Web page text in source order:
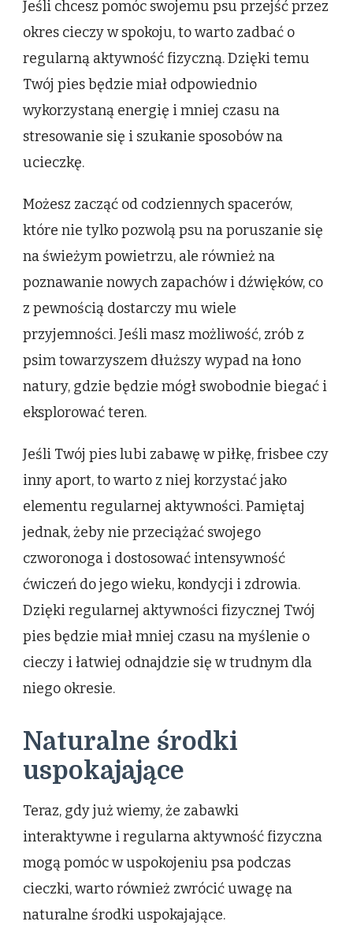
Jeśli chcesz pomóc swojemu psu przejść przez
okres cieczy w spokoju, to warto zadbać o
regularną aktywność fizyczną. Dzięki temu
Twój pies będzie miał odpowiednio
wykorzystaną energię i mniej czasu na
stresowanie się i szukanie sposobów na
ucieczkę.
Możesz zacząć od codziennych spacerów,
które nie tylko pozwolą psu na poruszanie się
na świeżym powietrzu, ale również na
poznawanie nowych zapachów i dźwięków, co
z pewnością dostarczy mu wiele
przyjemności. Jeśli masz możliwość, zrób z
psim towarzyszem dłuższy wypad na łono
natury, gdzie będzie mógł swobodnie biegać i
eksplorować teren.
Jeśli Twój pies lubi zabawę w piłkę, frisbee czy
inny aport, to warto z niej korzystać jako
elementu regularnej aktywności. Pamiętaj
jednak, żeby nie przeciążać swojego
czworonoga i dostosować intensywność
ćwiczeń do jego wieku, kondycji i zdrowia.
Dzięki regularnej aktywności fizycznej Twój
pies będzie miał mniej czasu na myślenie o
cieczy i łatwiej odnajdzie się w trudnym dla
niego okresie.
Naturalne środki
uspokajające
Teraz, gdy już wiemy, że zabawki
interaktywne i regularna aktywność fizyczna
mogą pomóc w uspokojeniu psa podczas
cieczki, warto również zwrócić uwagę na
naturalne środki uspokajające.